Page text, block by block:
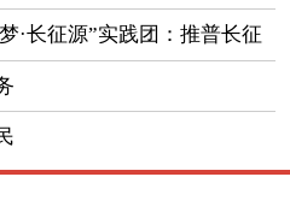
纪实
·长征源”实践团：推普长征